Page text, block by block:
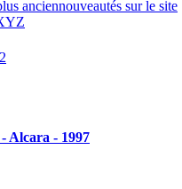
anciennouveautés sur le site
YZ
Alcara - 1997